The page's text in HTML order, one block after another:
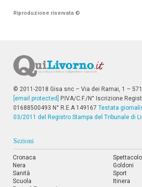
nRiproduzione riservata ©
© 2011-2018 Gisa snc – Via dei Ramai, 1 –
[email protected]
P.IVA/C.F./N° Iscrizione
01688500493 N° R.E.A 149167 Testata
03/2011 del Registro Stampa del Tribunale di
Sezioni
Cronaca
Nera
Sanità
Scuola
Goldoni
Sport
Itinera